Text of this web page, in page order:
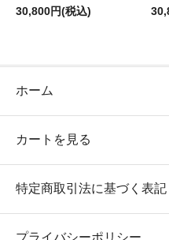
30,800円(税込)
ホーム
カートを見る
特定商取引法に基づく表記